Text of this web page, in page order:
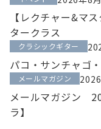
【レクチャー&マ
タークラス
クラシックギター
パコ・サンチャゴ
メールマガジン
メールマガジン
ラ】